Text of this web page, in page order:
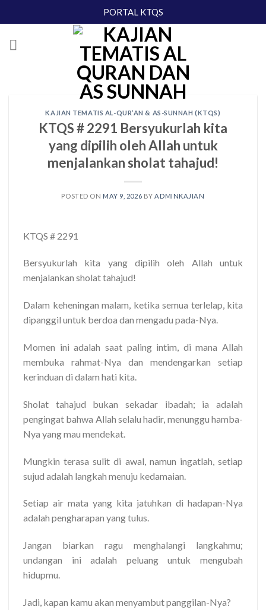
to
content
PORTAL KTQS
KAJIAN TEMATIS AL-QUR’AN & AS-SUNNAH (KTQS)
KTQS # 2291 Bersyukurlah kita
yang dipilih oleh Allah untuk
menjalankan sholat tahajud!
POSTED ON MAY 9, 2026 BY ADMINKAJIAN
KTQS # 2291
Bersyukurlah kita yang dipilih oleh Allah untuk
menjalankan sholat tahajud!
Dalam keheningan malam, ketika semua terlelap, kita
dipanggil untuk berdoa dan mengadu pada-Nya.
Momen ini adalah saat paling intim, di mana Allah
membuka rahmat-Nya dan mendengarkan setiap
kerinduan di dalam hati kita.
Sholat tahajud bukan sekadar ibadah; ia adalah
pengingat bahwa Allah selalu hadir, menunggu hamba-
Nya yang mau mendekat.
Mungkin terasa sulit di awal, namun ingatlah, setiap
sujud adalah langkah menuju kedamaian.
Setiap air mata yang kita jatuhkan di hadapan-Nya
adalah pengharapan yang tulus.
Jangan biarkan ragu menghalangi langkahmu;
undangan ini adalah peluang untuk mengubah
hidupmu.
Jadi, kapan kamu akan menyambut panggilan-Nya?